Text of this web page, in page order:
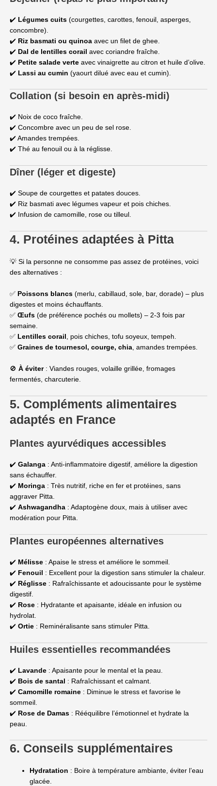
✔️ Légumes cuits (courgettes, carottes, fenouil, asperges,
concombre).
✔️ Riz basmati ou quinoa avec un filet de ghee.
✔️ Dal de lentilles corail avec coriandre fraîche.
✔️ Petite salade verte avec vinaigrette au citron et huile d’olive.
✔️ Lassi au cumin (yaourt dilué avec eau et cumin).
Collation (si besoin en après-midi)
✔️ Noix de coco fraîche.
✔️ Concombre avec un peu de sel rose.
✔️ Amandes trempées.
✔️ Thé au fenouil ou à la réglisse.
Dîner (léger et digeste)
✔️ Soupe de courgettes et patates douces.
✔️ Riz basmati avec légumes vapeur et pois chiches.
✔️ Infusion de camomille, rose ou tilleul.
4. Protéines adaptées à Pitta
💡 Si la personne ne consomme pas assez de protéines, voici
des alternatives :
✅ Poissons blancs (merlu, cabillaud, sole, bar, dorade) – plus
digestes et moins échauffants.
✅ Œufs (de préférence pochés ou mollets) – 2-3 fois par
semaine.
✅ Lentilles corail , pois chiches, tofu soyeux, tempeh.
✅ Graines de tournesol, courge, chia, amandes trempées.
🚫 À éviter: Viandes rouges, volaille grillée, fromages
fermentés, charcuterie.
5. Compléments alimentaires
adaptés en France
Plantes ayurvédiques accessibles
✔️ Galanga : Anti-inflammatoire digestif, améliore la digestion
sans échauffer.
✔️ Moringa : Très nutritif, riche en fer et protéines, sans
aggraver Pitta.
✔️ Ashwagandha : Adaptogène doux, mais à utiliser avec
modération pour Pitta.
Plantes européennes alternatives
✔️ Mélisse : Apaise le stress et améliore le sommeil.
✔️ Fenouil : Excellent pour la digestion sans stimuler la chaleur.
✔️ Réglisse : Rafraîchissante et adoucissante pour le système
digestif.
✔️ Rose : Hydratante et apaisante, idéale en infusion ou
hydrolat.
✔️ Ortie : Reminéralisante sans stimuler Pitta.
Huiles essentielles recommandées
✔️ Lavande : Apaisante pour le mental et la peau.
✔️ Bois de santal : Rafraîchissant et calmant.
✔️ Camomille romaine : Diminue le stress et favorise le
sommeil.
✔️ Rose de Damas : Rééquilibre l’émotionnel et hydrate la
peau.
6. Conseils supplémentaires
Hydratation : Boire à température ambiante, éviter l’eau
glacée.